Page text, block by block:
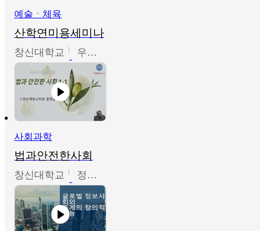
예술ㆍ체육
산학연미용세미나
창신대학교 우미옥,오윤경,박선이
사회과학
법과안전한사회
창신대학교 정연균